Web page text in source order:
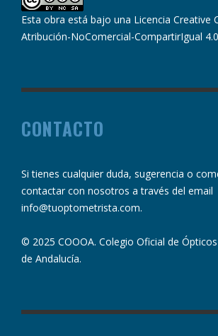
Esta obra está bajo una Licencia Creative
Atribución-NoComercial-CompartirIgual
CONTACTO
Si tienes cualquier duda, sugerencia o
contactar con nosotros a través del email
info@tuoptometrista.com.
© 2025 COOOA. Colegio Oficial de
de Andalucía.